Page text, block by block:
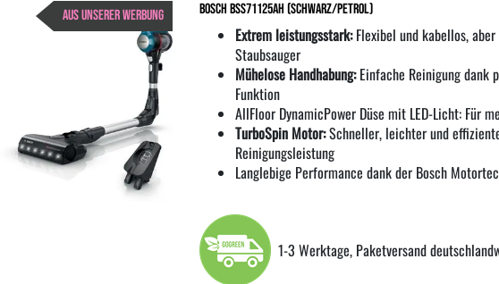
AUS UNSERER WERBUNG Bosch BSS71125AH (schwarz/petrol)
Extrem leistungsstark:Flexibel und kabellos,
Staubsauger
Mühelose Handhabung:Einfache Reinigung dank
Funktion
AllFloor DynamicPower Düse mit LED-Licht: Für
TurboSpin Motor:Schneller, leichter und
Reinigungsleistung
Langlebige Performance dank der Bosch
1-3 Werktage, Paketversand